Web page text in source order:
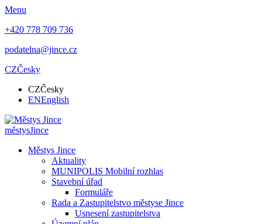
Menu
+420 778 709 736
podatelna@jince.cz
CZČesky
CZČesky
ENEnglish
městysJince
Městys Jince
Aktuality
MUNIPOLIS Mobilní rozhlas
Stavební úřad
Formuláře
Rada a Zastupitelstvo městyse Jince
Usnesení zastupitelstva